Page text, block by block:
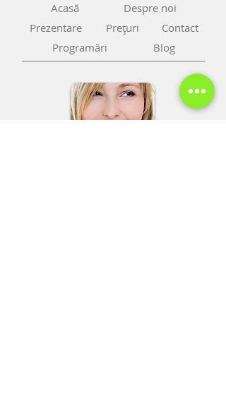
Acasă
Despre noi
Prezentare
Preţuri
Contact
Programări
Blog